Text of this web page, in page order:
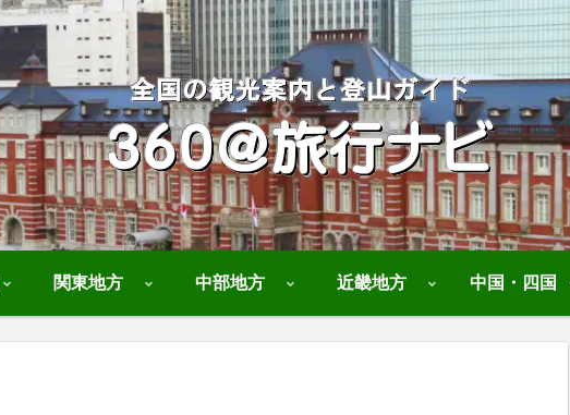
関東地方 中部地方 近畿地方 中国・四国